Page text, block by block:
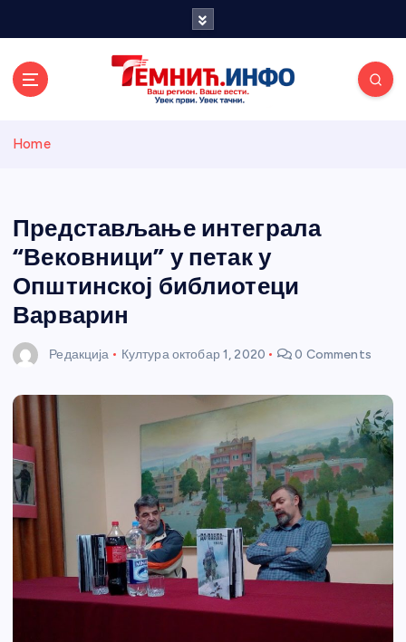
и портал
Home
Представљање интеграла
“Вековници” у петак у
Општинској библиотеци
Варварин
Редакција Култураоктобар 1, 2020 0 Comments